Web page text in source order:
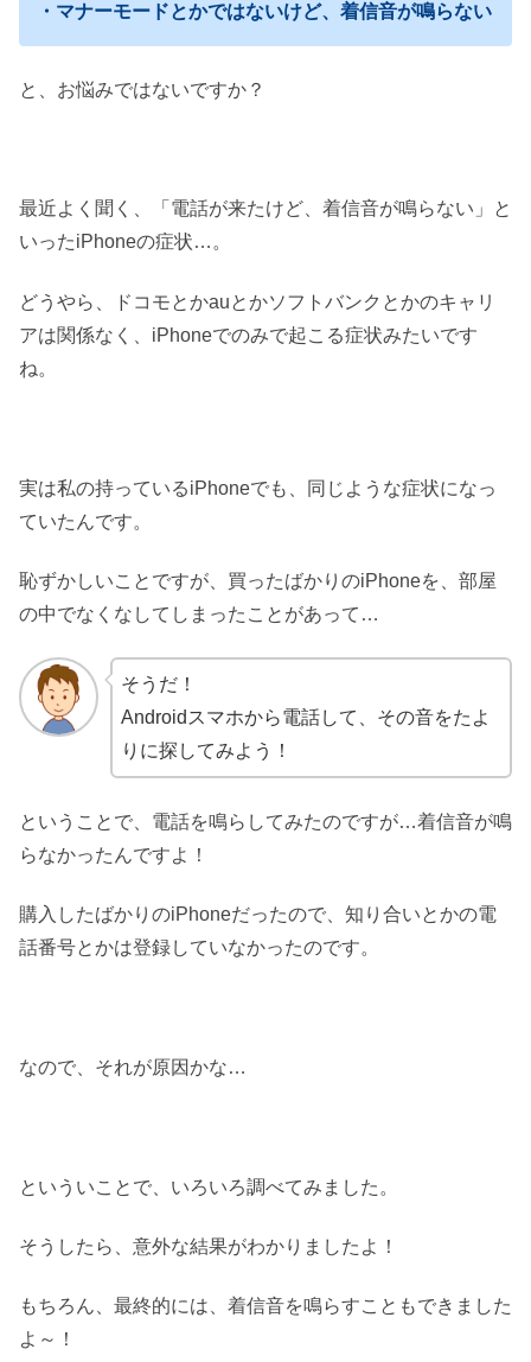
・マナーモードとかではないけど、着信音が鳴らない
と、お悩みではないですか？
最近よく聞く、「電話が来たけど、着信音が鳴らない」と
いったiPhoneの症状…。
どうやら、ドコモとかauとかソフトバンクとかのキャリ
アは関係なく、iPhoneでのみで起こる症状みたいです
ね。
実は私の持っているiPhoneでも、同じような症状になっ
ていたんです。
恥ずかしいことですが、買ったばかりのiPhoneを、部屋
の中でなくなしてしまったことがあって…
そうだ！
Androidスマホから電話して、その音をたよ
りに探してみよう！
ということで、電話を鳴らしてみたのですが…着信音が鳴
らなかったんですよ！
購入したばかりのiPhoneだったので、知り合いとかの電
話番号とかは登録していなかったのです。
なので、それが原因かな…
といういことで、いろいろ調べてみました。
そうしたら、意外な結果がわかりましたよ！
もちろん、最終的には、着信音を鳴らすこともできました
よ～！